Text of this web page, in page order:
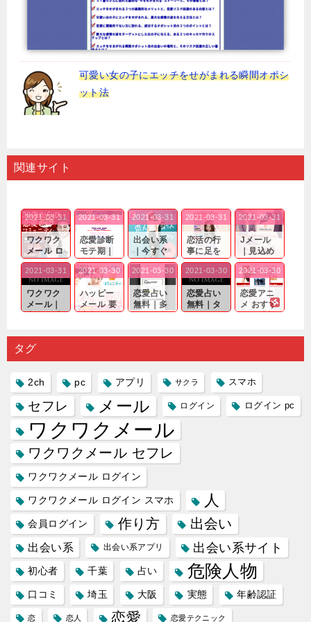
可愛い女の子にエッチをせがまれる瞬間オポシ
ット法
関連サイト
ワクワク
メール ロ
グイン pc
｜心の底
から真
剣...
2021-03-31
恋愛診断
モテ期｜
老若男女
問わ
ず…。
2021-03-31
出会い系
｜今すぐ
仲良くな
れる相手
探しをし
たいと...
2021-03-31
恋活の行
事に足を
運んでも
出会いの
チャンス
が訪れ...
2021-03-31
Jメール
｜見込め
る効果が
確実なも
のであっ
ても…...
2021-03-31
ワクワク
メール｜
り会った
人に軽...
2021-03-31
ハッピー
メール 要
するので
2021-03-30
恋愛占い
無料｜多
プリの内
2021-03-30
恋愛占い
無料｜タ
る人に恋
2021-03-30
恋愛アニ
メ おすす
雑で素人
2021-03-30
タグ
2ch pc アプリ サクラ スマホ
セフレ メール ログイン ログイン pc
ワクワクメール
ワクワクメール セフレ
ワクワクメール ログイン
ワクワクメール ログイン スマホ 人
会員ログイン 作り方 出会い
出会い系 出会い系アプリ 出会い系サイト
初心者 千葉 占い 危険人物
口コミ 埼玉 大阪 実態 年齢認証
恋 恋人 恋愛 恋愛テクニック